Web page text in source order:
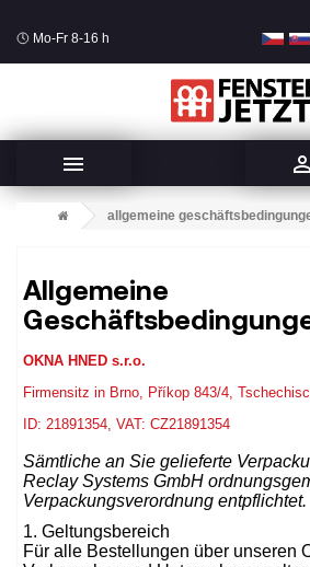
Mo-Fr 8-16 h
 
allgemeine
Allgemeine
OKNA HNED s.r.o.
Firmensitz in Brno, Příkop 843/4,
ID: 21891354, VAT: CZ21891354
Sämtliche an Sie gelieferte
Reclay Systems GmbH
Verpackungsverordnung entpflichtet.
1. Geltungsbereich
Für alle Bestellungen über unseren